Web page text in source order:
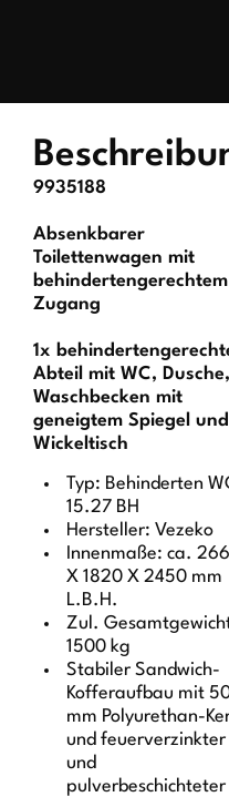
9935188
Absenkbarer
Toilettenwagen mit
behindertengerechtem
Zugang
1x
Abteil mit WC, Dusche,
Waschbecken mit
geneigtem Spiegel und
Wickeltisch
Typ: Behinderten
15.27 BH
Hersteller: Vezeko
Innenmaße: ca.
X 1820 X 2450 mm
L.B.H.
Zul.
1500 kg
Stabiler Sandwich-
Kofferaufbau mit
mm Polyurethan-
und feuerverzinkter
und
pulverbeschichteter